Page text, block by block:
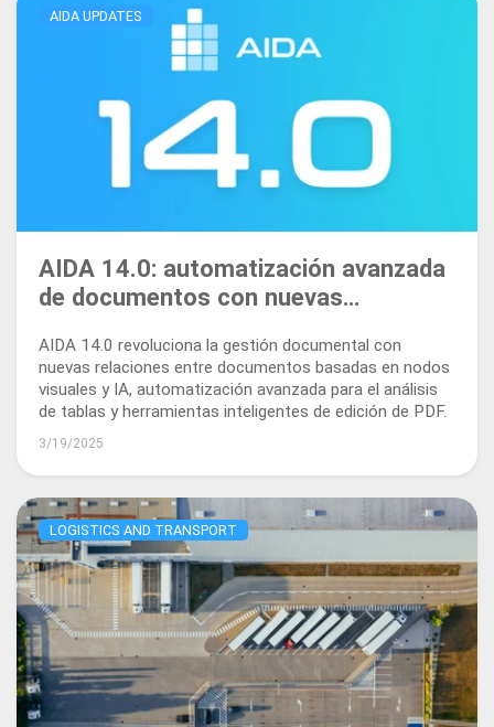
AIDA UPDATES
AIDA 14.0: automatización avanzada
de documentos con nuevas
edición de PDF
AIDA 14.0 revoluciona la gestión documental con
nuevas relaciones entre documentos basadas en nodos
visuales y IA, automatización avanzada para el análisis
de tablas y herramientas inteligentes de edición de PDF.
3/19/2025
LOGISTICS AND TRANSPORT